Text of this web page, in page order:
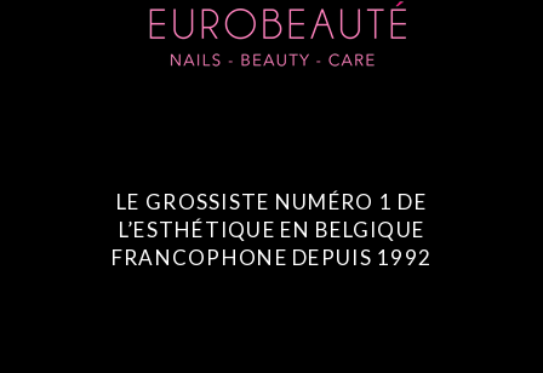
LE GROSSISTE NUMÉRO 1 DE
L’ESTHÉTIQUE EN BELGIQUE
FRANCOPHONE DEPUIS 1992